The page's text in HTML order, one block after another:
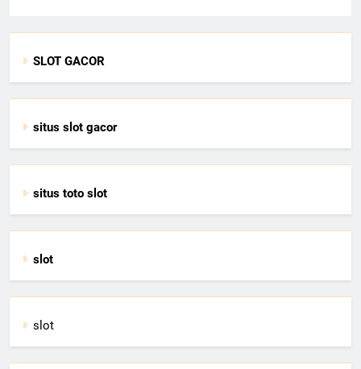
SLOT GACOR
situs slot gacor
situs toto slot
slot
slot